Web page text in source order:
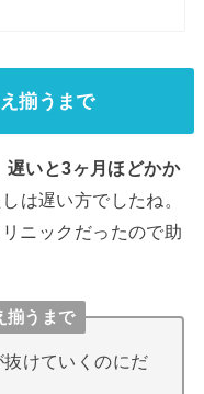
揃うまで
遅いと3ヶ月ほどかか
は遅い方でしたね。
ニックだったので助
揃うまで
けていくのにだ